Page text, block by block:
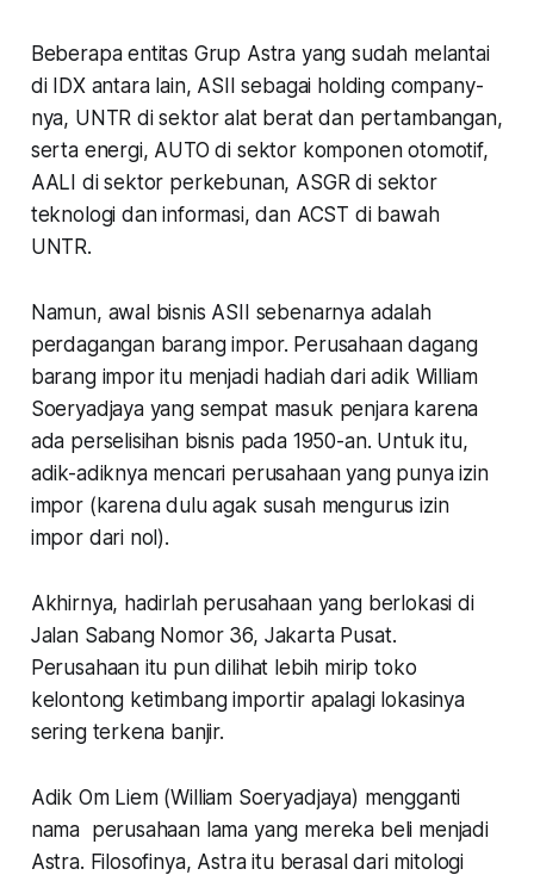
Beberapa entitas Grup Astra yang sudah melantai
di IDX antara lain, ASII sebagai holding company-
nya, UNTR di sektor alat berat dan pertambangan,
serta energi, AUTO di sektor komponen otomotif,
AALI di sektor perkebunan, ASGR di sektor
teknologi dan informasi, dan ACST di bawah
UNTR.
Namun, awal bisnis ASII sebenarnya adalah
perdagangan barang impor. Perusahaan dagang
barang impor itu menjadi hadiah dari adik William
Soeryadjaya yang sempat masuk penjara karena
ada perselisihan bisnis pada 1950-an. Untuk itu,
adik-adiknya mencari perusahaan yang punya izin
impor (karena dulu agak susah mengurus izin
impor dari nol).
Akhirnya, hadirlah perusahaan yang berlokasi di
Jalan Sabang Nomor 36, Jakarta Pusat.
Perusahaan itu pun dilihat lebih mirip toko
kelontong ketimbang importir apalagi lokasinya
sering terkena banjir.
Adik Om Liem (William Soeryadjaya) mengganti
nama perusahaan lama yang mereka beli menjadi
Astra. Filosofinya, Astra itu berasal dari mitologi